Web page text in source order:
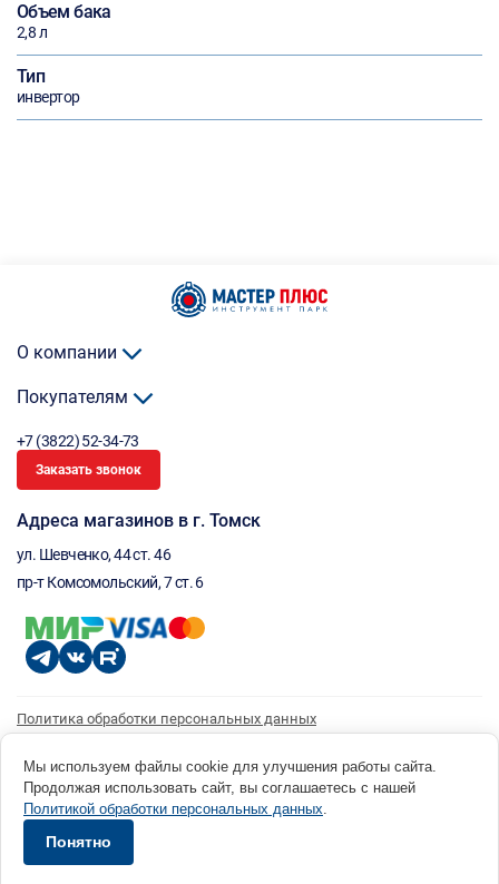
Объем бака
2,8 л
Тип
инвертор
О компании
Покупателям
+7 (3822) 52-34-73
Заказать звонок
Адреса магазинов в г. Томск
ул. Шевченко, 44 ст. 46
пр-т Комсомольский, 7 ст. 6
Политика обработки персональных данных
Согласие на получение рассылки
© 1996 - 2026 инструмент парк «Мастер Плюс» Россия, г. Томск, ул. Шевченко, 44 ст. 46, (3822) 52-34-
73 okp@masterplus.tomsk.ru ИП Брусницын Д.Н. ИНН 701700002741
Мы используем файлы cookie для улучшения работы сайта.
Продолжая использовать сайт, вы соглашаетесь с нашей
Политикой обработки персональных данных.
Понятно